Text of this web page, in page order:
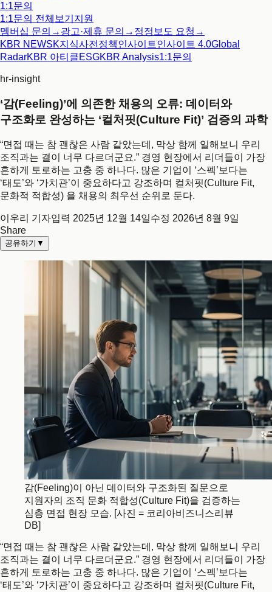
1:1문의
1:1문의 전체보기 지원
멤버십 문의 → 광고·제휴 문의 → 정정보도 요청 →
KBR NEWSK지식사전 정책인사이트인사이트 4.0Global
RadarKBR 아티클ESGKBR Analysis1:1문의
hr-insight
‘감(Feeling)’에 의존한 채용의 오류: 데이터와
구조화로 완성하는 ‘컬처핏(Culture Fit)’ 검증의 과학
“면접 때는 참 괜찮은 사람 같았는데, 막상 함께 일해보니 우리
조직과는 결이 너무 다르더군요.” 경영 현장에서 리더들이 가장
흔하게 토로하는 고충 중 하나다. 많은 기업이 ‘스펙’보다는
‘태도’와 ‘가치관’이 중요하다고 강조하며 컬처핏(Culture Fit,
문화적 적합성) 을 채용의 최우선 순위로 둔다.
이우리 기자입력 2025년 12월 14일수정 2026년 8월 9일
Share
공유하기 ▼
감(Feeling)이 아닌 데이터와 구조화된 질문으로
지원자의 조직 문화 적합성(Culture Fit)을 검증하는
심층 면접 현장 모습. [사진 = 코리아비즈니스리뷰
DB]
“면접 때는 참 괜찮은 사람 같았는데, 막상 함께 일해보니 우리
조직과는 결이 너무 다르더군요.” 경영 현장에서 리더들이 가장
흔하게 토로하는 고충 중 하나다. 많은 기업이 ‘스펙’보다는
‘태도’와 ‘가치관’이 중요하다고 강조하며 컬처핏(Culture Fit,